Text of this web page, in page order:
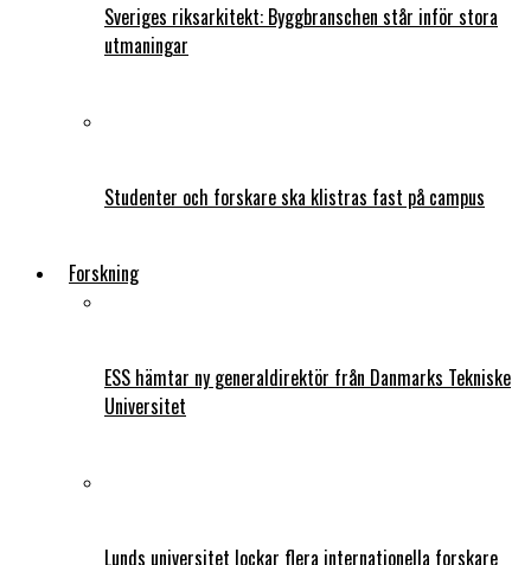
Sveriges riksarkitekt: Byggbranschen står inför stora
utmaningar
Studenter och forskare ska klistras fast på campus
Forskning
ESS hämtar ny generaldirektör från Danmarks Tekniske
Universitet
Lunds universitet lockar flera internationella forskare